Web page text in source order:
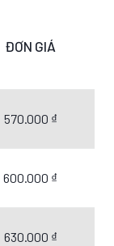
ĐƠN GIÁ
570.000 ₫
600.000 ₫
630.000 ₫